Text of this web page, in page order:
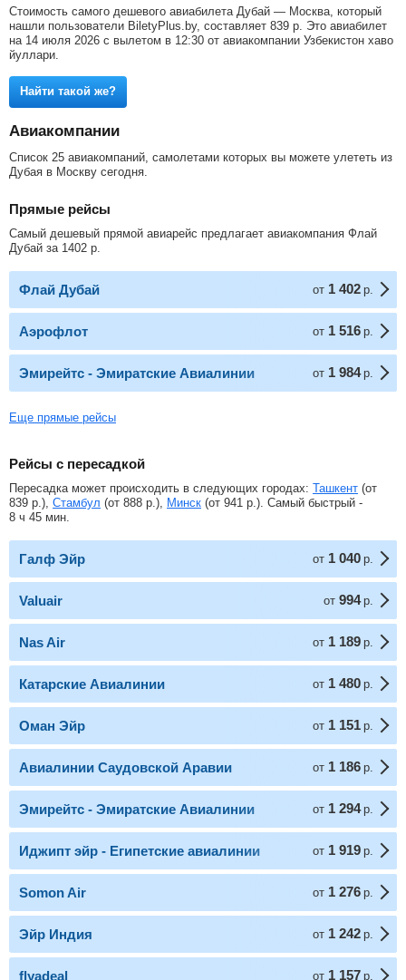
Стоимость самого дешевого авиабилета Дубай — Москва, который
нашли пользователи BiletyPlus.by, составляет 839 р . Это авиабилет
на 14 июля 2026 с вылетом в 12:30 от авиакомпании Узбекистон хаво
йуллари.
Найти такой же?
Авиакомпании
Список 25 авиакомпаний, самолетами которых вы можете улететь из
Дубая в Москву сегодня.
Прямые рейсы
Самый дешевый прямой авиарейс предлагает авиакомпания Флай
Дубай за 1402 р
Флай Дубай от 1 402 р.
Аэрофлот от 1 516 р.
Эмирейтс - Эмиратские Авиалинии от 1 984 р.
Еще прямые рейсы
Рейсы с пересадкой
Пересадка может происходить в следующих городах: Ташкент (от
839 р. ), Стамбул (от 888 р. ), Минск (от 941 р. ). Самый быстрый -
8 ч 45 мин.
Галф Эйр от 1 040 р.
Valuair от 994 р.
Nas Air от 1 189 р.
Катарские Авиалинии от 1 480 р.
Оман Эйр от 1 151 р.
Авиалинии Саудовской Аравии от 1 186 р.
Эмирейтс - Эмиратские Авиалинии от 1 294 р.
Иджипт эйр - Египетские авиалинии от 1 919 р.
Somon Air от 1 276 р.
Эйр Индия от 1 242 р.
flyadeal от 1 157 р.